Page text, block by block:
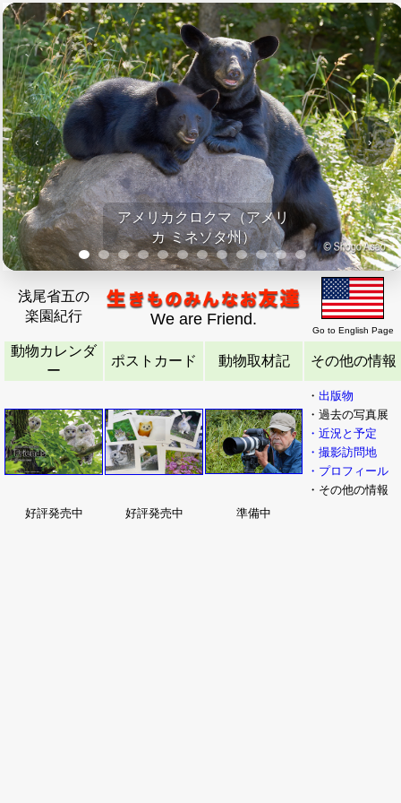
‹ ›
アメリカクロクマ（アメリ
カ ミネソタ州）
浅尾省五の
楽園紀行
We are Friend.
Go to English Page
動物カレンダ
ー
ポストカード 動物取材記 その他の情報
・ 出版物
・過去の写真展
・近況と予定
・撮影訪問地
・プロフィール
・その他の情報
好評発売中
好評発売中 準備中